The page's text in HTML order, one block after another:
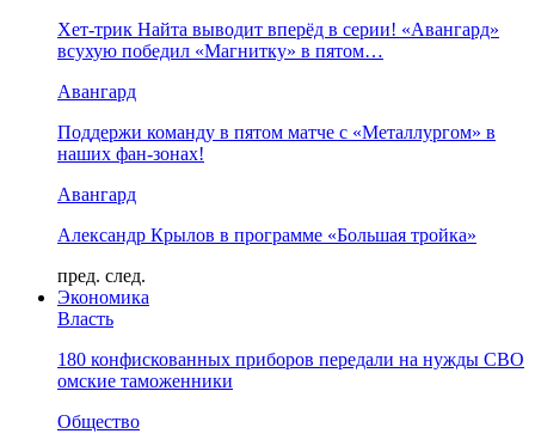
Хет-трик Найта выводит вперёд в серии! «Авангард»
всухую победил «Магнитку» в пятом…
Авангард
Поддержи команду в пятом матче с «Металлургом» в
наших фан-зонах!
Авангард
Александр Крылов в программе «Большая тройка»
пред. след.
Экономика
Власть
180 конфискованных приборов передали на нужды СВО
омские таможенники
Общество